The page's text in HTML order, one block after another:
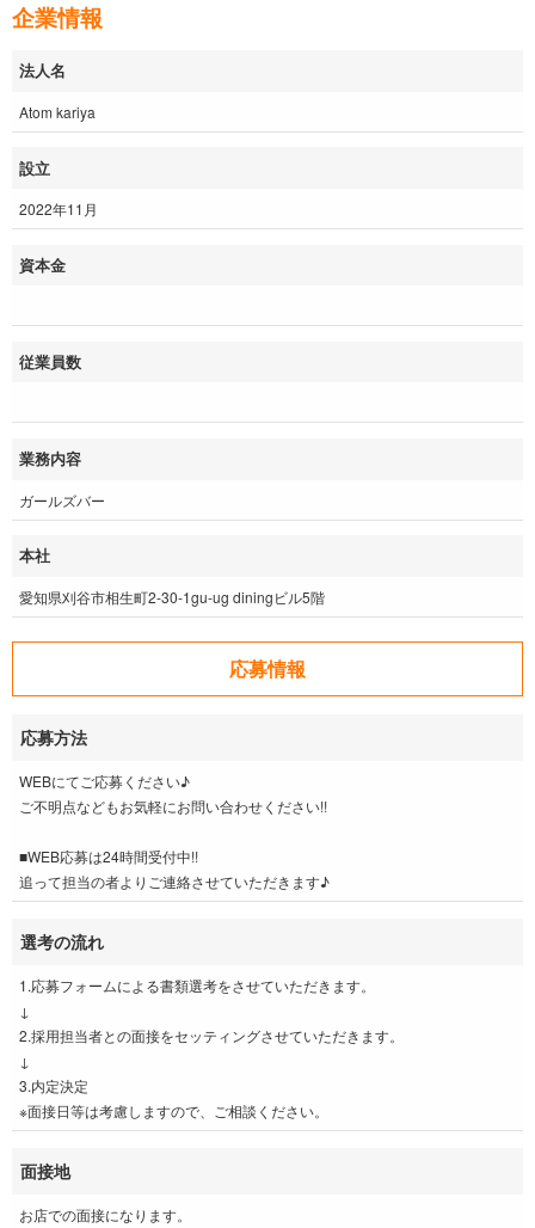
企業情報
法人名
Atom kariya
設立
2022年11月
資本金
従業員数
業務内容
ガールズバー
本社
愛知県刈谷市相生町2-30-1gu-ug diningビル5階
応募情報
応募方法
WEBにてご応募ください♪
ご不明点などもお気軽にお問い合わせください!!
■WEB応募は24時間受付中!!
追って担当の者よりご連絡させていただきます♪
選考の流れ
1.応募フォームによる書類選考をさせていただきます。
↓
2.採用担当者との面接をセッティングさせていただきます。
↓
3.内定決定
※面接日等は考慮しますので、ご相談ください。
面接地
お店での面接になります。